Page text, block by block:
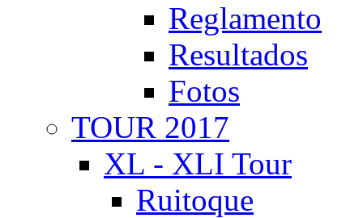
Reglamento
Resultados
Fotos
TOUR 2017
XL - XLI Tour
Ruitoque